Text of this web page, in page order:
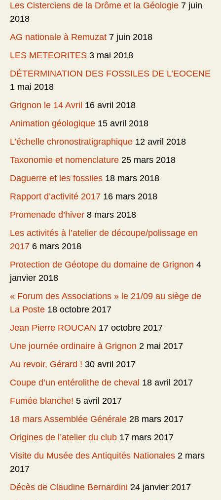
Les Cisterciens de la Drôme et la Géologie 7 juin
2018
AG nationale à Remuzat 7 juin 2018
LES METEORITES 3 mai 2018
DÉTERMINATION DES FOSSILES DE L’EOCENE
1 mai 2018
Grignon le 14 Avril 16 avril 2018
Animation géologique 15 avril 2018
L’échelle chronostratigraphique 12 avril 2018
Taxonomie et nomenclature 25 mars 2018
Daguerre et les fossiles 18 mars 2018
Rapport d’activité 2017 16 mars 2018
Promenade d’hiver 8 mars 2018
Les activités à l’atelier de découpe/polissage en
2017 6 mars 2018
Protection de Géotope du domaine de Grignon 4
janvier 2018
« Forum des Associations » le 21/09 au siège de
La Poste 18 octobre 2017
Jean Pierre ROUCAN 17 octobre 2017
Une journée ordinaire à Grignon 2 mai 2017
Au revoir, Gérard ! 30 avril 2017
Coupe d’un entérolithe de cheval 18 avril 2017
Fumée blanche! 5 avril 2017
18 mars Assemblée Générale 28 mars 2017
Origines de l’atelier du club 17 mars 2017
Visite du Musée des Antiquités Nationales 2 mars
2017
Décès de Claudine Bernardini 24 janvier 2017